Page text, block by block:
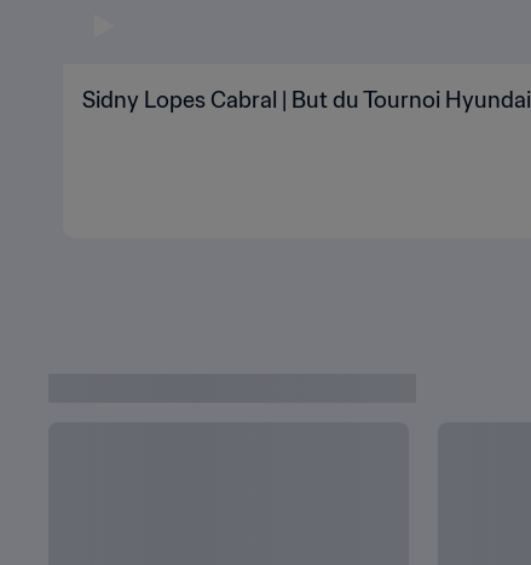
Sidny Lopes Cabral | But du Tournoi Hyundai